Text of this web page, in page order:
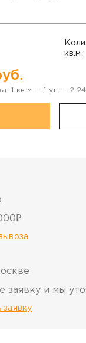
кв.м.:
1 кв.м. =1 уп. = 2.24
заявку и мы
заявку